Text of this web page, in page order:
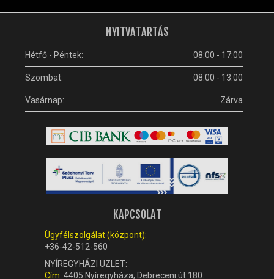
NYITVATARTÁS
Hétfő - Péntek: 08:00 - 17:00
Szombat: 08:00 - 13:00
Vasárnap: Zárva
KAPCSOLAT
Ügyfélszolgálat (központ):
+36-42-512-560
NYÍREGYHÁZI ÜZLET:
Cím: 4405 Nyíregyháza, Debreceni út 180.